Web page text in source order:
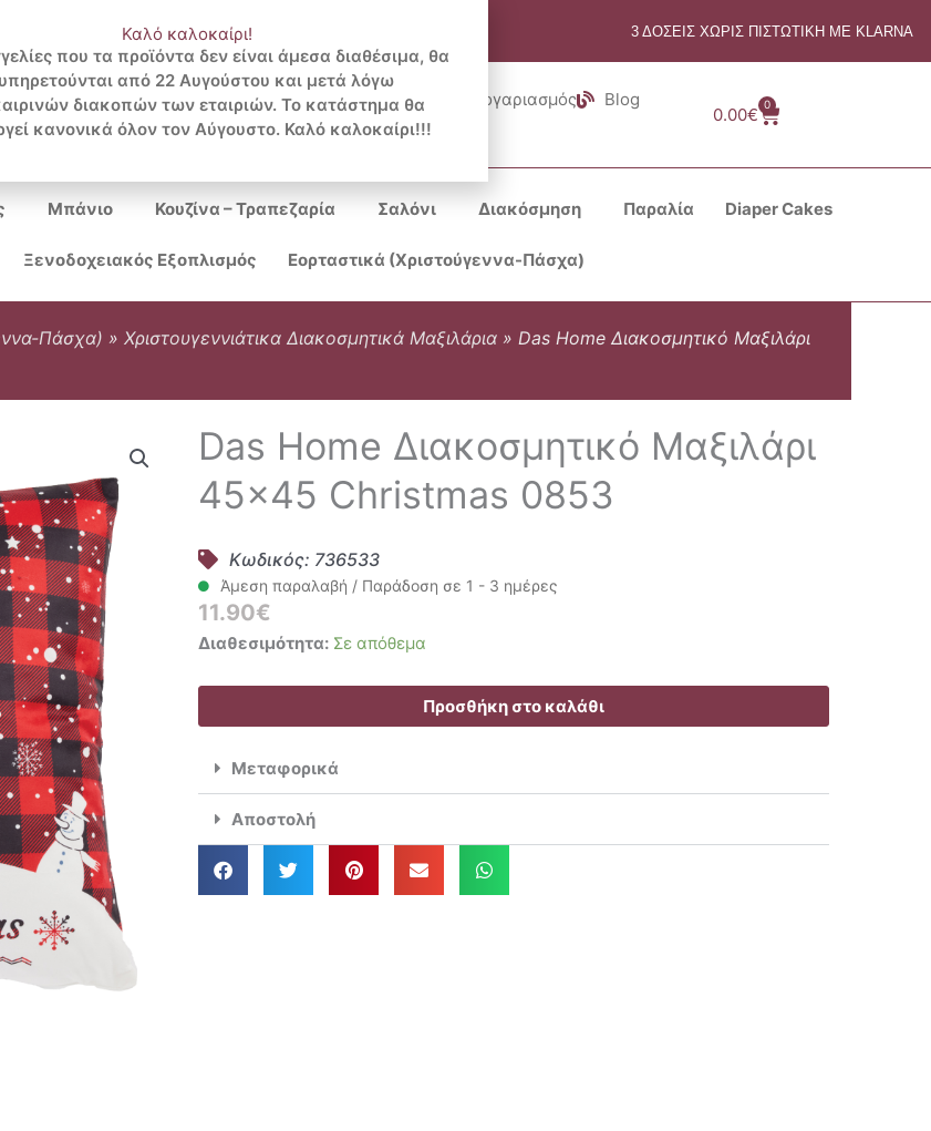
3 ΔΟΣΕΙΣ ΧΩΡΙΣ ΠΙΣΤΩΤΙΚΗ ΜΕ KLARNA
Λογαριασμός Blog
0.00€
0
Cart
Μπάνιο Κουζίνα – Τραπεζαρία Σαλόνι Διακόσμηση Παραλία Diaper Cakes
Ξενοδοχειακός Εξοπλισμός Εορταστικά (Χριστούγεννα-Πάσχα)
Πάσχα) » Χριστουγεννιάτικα Διακοσμητικά Μαξιλάρια » Das Home Διακοσμητικό Μαξιλάρι
Das Home Διακοσμητικό Μαξιλάρι
45×45 Christmas 0853
Κωδικός: 736533
Άμεση παραλαβή / Παράδοση σε 1 - 3 ημέρες
11.90€
Διαθεσιμότητα: Σε απόθεμα
Das
Διακοσμητικό
Μαξιλάρι
Christmas
0853
ποσότητα
Προσθήκη στο καλάθι
Μεταφορικά
Αποστολή
Καλό καλοκαίρι!
που τα προϊόντα δεν είναι άμεσα διαθέσιμα, θα
από 22 Αυγούστου και μετά λόγω
διακοπών των εταιριών. Το κατάστημα θα
κανονικά όλον τον Αύγουστο. Καλό καλοκαίρι!!!